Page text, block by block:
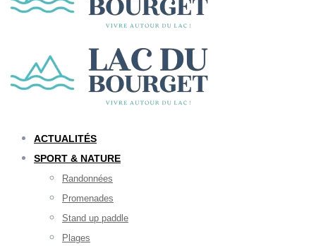
ACTUALITÉS
SPORT & NATURE
Randonnées
Promenades
Stand up paddle
Plages